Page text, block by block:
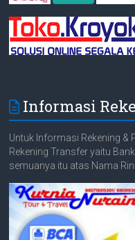
Informasi
Untuk Informasi Rekening &
Rekening Transfer yaitu
semuanya itu atas Nama